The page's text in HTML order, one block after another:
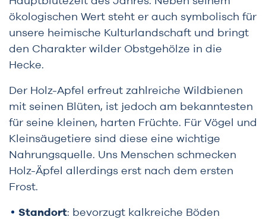
ökologischen Wert steht er auch symbolisch für
unsere heimische Kulturlandschaft und bringt
den Charakter wilder Obstgehölze in die
Hecke.
Der Holz-Apfel erfreut zahlreiche Wildbienen
mit seinen Blüten, ist je­doch am bekanntesten
für seine kleinen, harten Früchte. Für Vögel und
Kleinsäugetiere sind diese eine wichtige
Nahrungsquelle. Uns Menschen schmecken
Holz-Äpfel allerdings erst nach dem ersten
Frost.
Standort: bevorzugt kalkreiche Böden